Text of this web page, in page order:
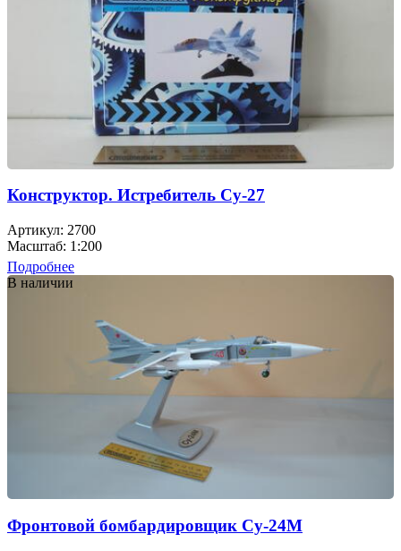
Конструктор. Истребитель Су-27
Артикул: 2700
Масштаб: 1:200
Подробнее
В наличии
Фронтовой бомбардировщик Су-24М